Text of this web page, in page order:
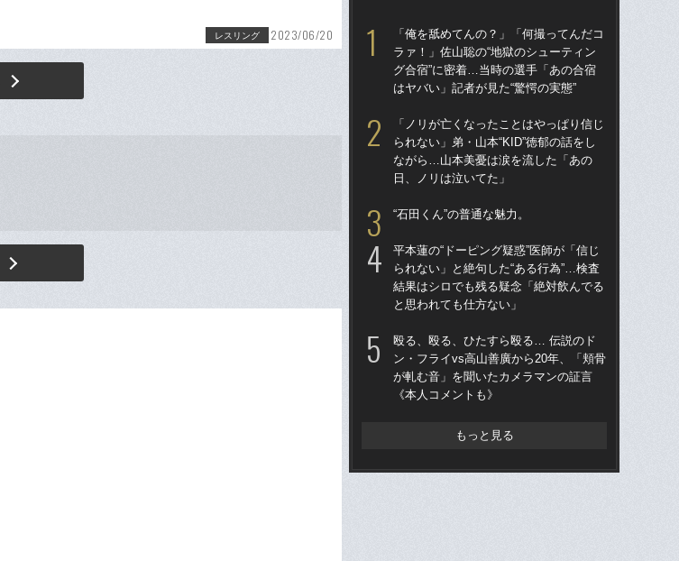
レスリング 2023/06/20
「俺を舐めてんの？」「何撮ってんだコ
ラァ！」佐山聡の“地獄のシューティン
グ合宿”に密着…当時の選手「あの合宿
はヤバい」記者が見た“驚愕の実態”
「ノリが亡くなったことはやっぱり信じ
られない」弟・山本“KID”徳郁の話をし
ながら…山本美憂は涙を流した「あの
日、ノリは泣いてた」
“石田くん”の普通な魅力。
平本蓮の“ドーピング疑惑”医師が「信じ
られない」と絶句した“ある行為”…検査
結果はシロでも残る疑念「絶対飲んでる
と思われても仕方ない」
殴る、殴る、ひたすら殴る… 伝説のド
ン・フライvs高山善廣から20年、「頬骨
が軋む音」を聞いたカメラマンの証言
《本人コメントも》
もっと見る